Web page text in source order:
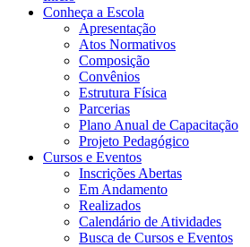
Conheça a Escola
Apresentação
Atos Normativos
Composição
Convênios
Estrutura Física
Parcerias
Plano Anual de Capacitação
Projeto Pedagógico
Cursos e Eventos
Inscrições Abertas
Em Andamento
Realizados
Calendário de Atividades
Busca de Cursos e Eventos